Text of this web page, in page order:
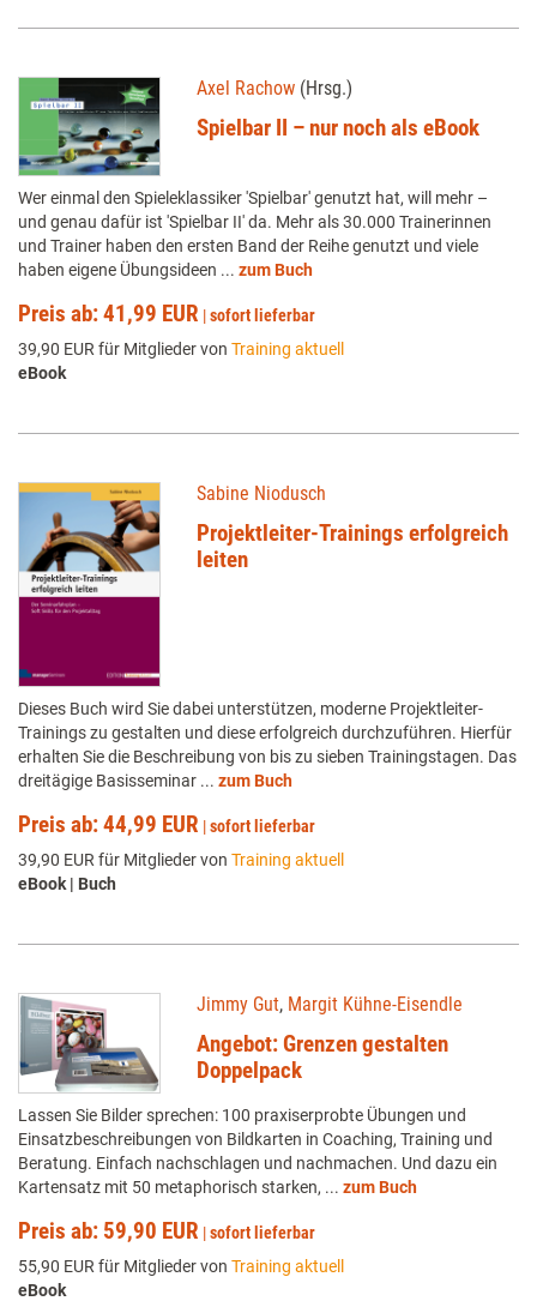
Axel Rachow (Hrsg.)
Spielbar II – nur noch als eBook
Wer einmal den Spieleklassiker 'Spielbar' genutzt hat, will mehr –
und genau dafür ist 'Spielbar II' da. Mehr als 30.000 Trainerinnen
und Trainer haben den ersten Band der Reihe genutzt und viele
haben eigene Übungsideen ... zum Buch
Preis ab: 41,99 EUR |sofort lieferbar
39,90 EUR für Mitglieder von Training aktuell
eBook
Sabine Niodusch
Projektleiter-Trainings erfolgreich
leiten
Dieses Buch wird Sie dabei unterstützen, moderne Projektleiter-
Trainings zu gestalten und diese erfolgreich durchzuführen. Hierfür
erhalten Sie die Beschreibung von bis zu sieben Trainingstagen. Das
dreitägige Basisseminar ... zum Buch
Preis ab: 44,99 EUR |sofort lieferbar
39,90 EUR für Mitglieder von Training aktuell
eBook | Buch
Jimmy Gut, Margit Kühne-Eisendle
Angebot: Grenzen gestalten
Doppelpack
Lassen Sie Bilder sprechen: 100 praxiserprobte Übungen und
Einsatzbeschreibungen von Bildkarten in Coaching, Training und
Beratung. Einfach nachschlagen und nachmachen. Und dazu ein
Kartensatz mit 50 metaphorisch starken, ... zum Buch
Preis ab: 59,90 EUR |sofort lieferbar
55,90 EUR für Mitglieder von Training aktuell
eBook